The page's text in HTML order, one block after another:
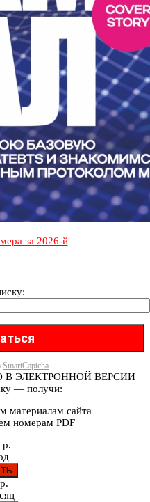
за 2026-й
SmartCaptcha
В ЭЛЕКТРОННОЙ ВЕРСИИ
— получи:
материалам сайта
номерам PDF
р.